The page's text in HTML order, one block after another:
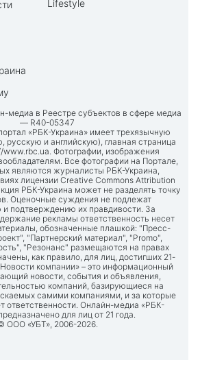
Lifestyle
медиа в Реестре субъектов в сфере медиа
— R40-05347
«РБК-Украина» имеет трехязычную
русскую и английскую), главная страница
www.rbc.ua. Фотографии, изображения
Все фотографии на Портале,
являются журналисты РБК-Украина,
лицензии Creative Commons Attribution
РБК-Украина может не разделять точку
Оценочные суждения не подлежат
подтверждению их правдивости. За
рекламы ответственность несет
обозначенные плашкой: "Пресс-
"Партнерский материал", "Promo",
"Резонанс" размещаются на правах
как правило, для лиц, достигших 21-
компании» – это информационный
новости, события и объявления,
компаний, базирующиеся на
самими компаниями, и за которые
ответственности. Онлайн-медиа «РБК-
для лиц от 21 года.
ООО «УБТ», 2006-2026.